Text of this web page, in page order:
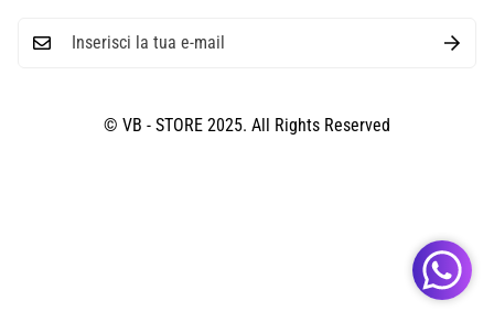
© VB - STORE 2025. All Rights Reserved